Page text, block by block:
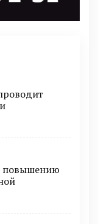
повышению